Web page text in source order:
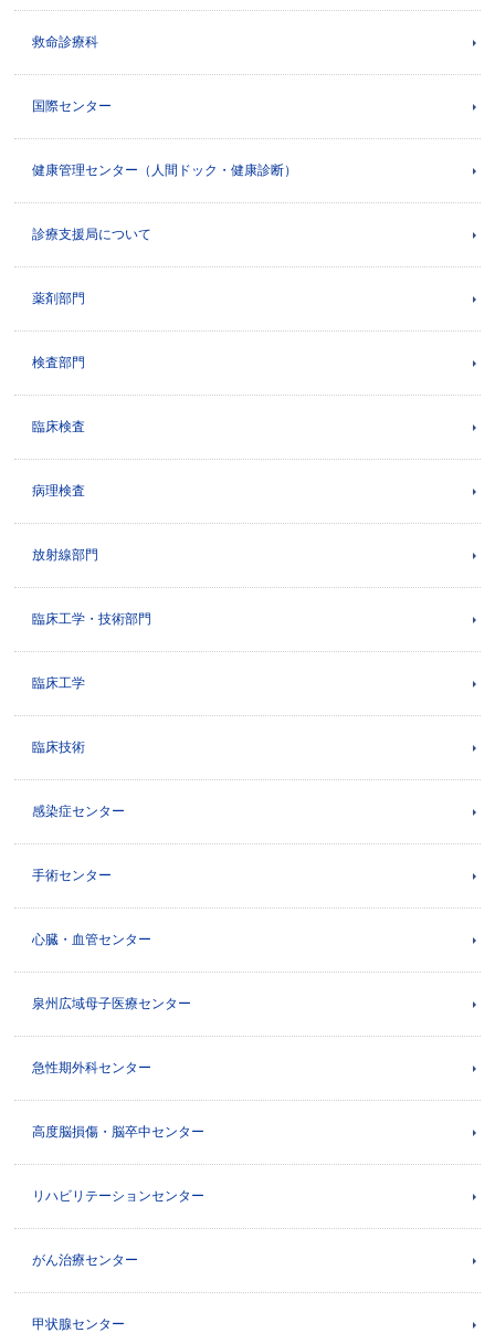
救命診療科
国際センター
健康管理センター（人間ドック・健康診断）
診療支援局について
薬剤部門
検査部門
臨床検査
病理検査
放射線部門
臨床工学・技術部門
臨床工学
臨床技術
感染症センター
手術センター
心臓・血管センター
泉州広域母子医療センター
急性期外科センター
高度脳損傷・脳卒中センター
リハビリテーションセンター
がん治療センター
甲状腺センター